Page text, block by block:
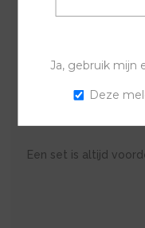
beschrijving.
uurwerk ontvang je
Een set is altijd
Ja, gebruik mijn
Deze